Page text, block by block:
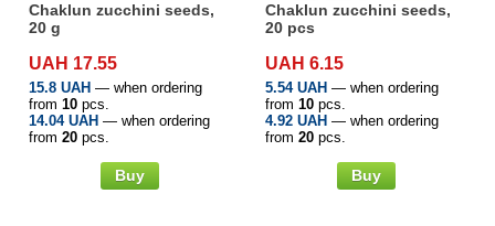
Chaklun zucchini seeds,
20 g
UAH 17.55
15.8 UAH — when ordering
from 10 pcs.
14.04 UAH — when ordering
from 20 pcs.
Buy
Chaklun zucchini seeds,
20 pcs
UAH 6.15
5.54 UAH — when ordering
from 10 pcs.
4.92 UAH — when ordering
from 20 pcs.
Buy